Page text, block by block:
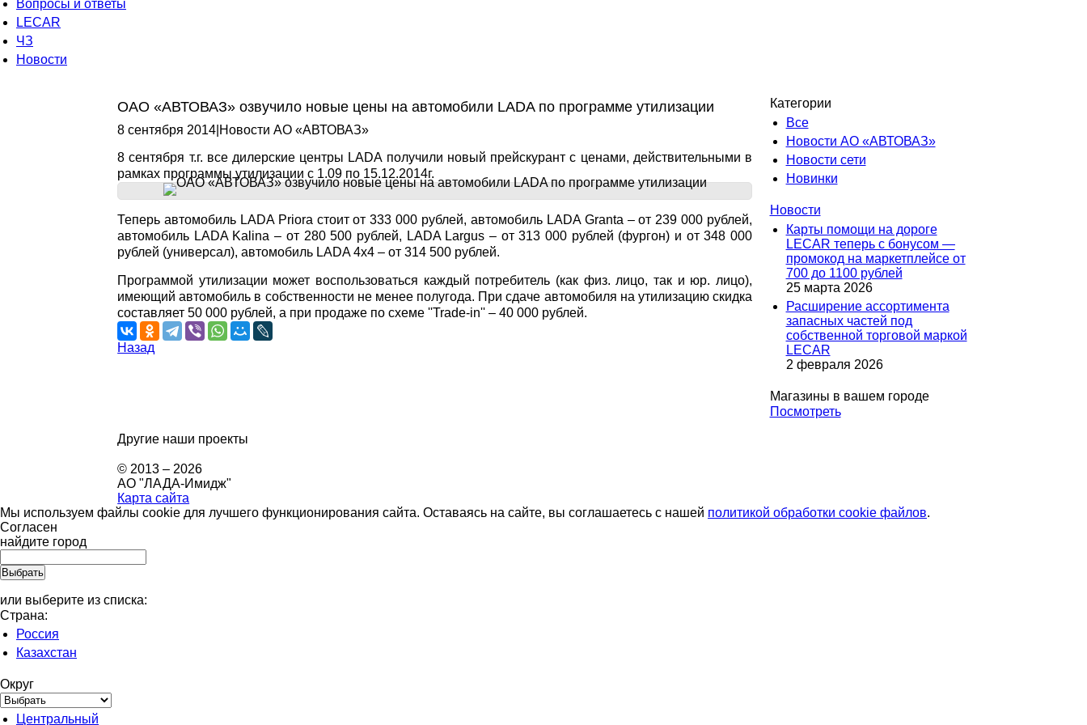
Вопросы и ответы
LECAR
ЧЗ
Новости
ОАО «АВТОВАЗ» озвучило новые цены на автомобили LADA по программе утилизации
8 сентября 2014 Новости АО «АВТОВАЗ»
8 сентября т.г. все дилерские центры LADA получили новый прейскурант с ценами, действительными в
рамках программы утилизации с 1.09 по 15.12.2014г.
Теперь автомобиль LADA Priora стоит от 333 000 рублей, автомобиль LADA Granta – от 239 000 рублей,
автомобиль LADA Kalina – от 280 500 рублей, LADA Largus – от 313 000 рублей (фургон) и от 348 000
рублей (универсал), автомобиль LADA 4х4 – от 314 500 рублей.
Программой утилизации может воспользоваться каждый потребитель (как физ. лицо, так и юр. лицо),
имеющий автомобиль в собственности не менее полугода. При сдаче автомобиля на утилизацию скидка
составляет 50 000 рублей, а при продаже по схеме ''Trade-in'' – 40 000 рублей.
Назад
Категории
Все
Новости АО «АВТОВАЗ»
Новости сети
Новинки
Новости
Карты помощи на дороге
LECAR теперь с бонусом —
промокод на маркетплейсе от
700 до 1100 рублей
25 марта 2026
Расширение ассортимента
запасных частей под
собственной торговой маркой
LECAR
2 февраля 2026
Магазины в вашем городе
Посмотреть
Другие наши проекты
© 2013 – 2026
АО "ЛАДА-Имидж"
Карта сайта
Мы используем файлы cookie для лучшего функционирования сайта. Оставаясь на сайте, вы соглашаетесь с нашей политикой обработки cookie файлов.
Согласен
найдите город
или выберите из списка:
Страна:
Россия
Казахстан
Округ
Центральный